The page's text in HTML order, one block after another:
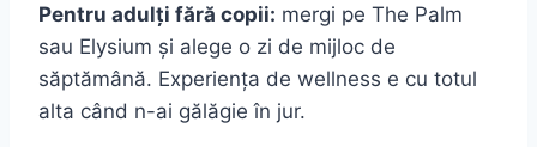
Pentru adulți fără copii: mergi pe The Palm
sau Elysium și alege o zi de mijloc de
săptămână. Experiența de wellness e cu totul
alta când n-ai gălăgie în jur.